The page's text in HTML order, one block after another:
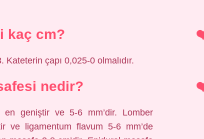
kaç cm?
çapı 0,025-0 olmalıdır.
nedir?
geniştir ve 5-6 mm’dir. Lomber
ve ligamentum flavum 5-6 mm’de